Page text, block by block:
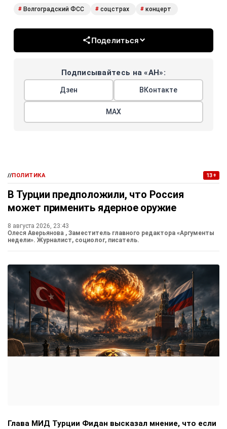
# Волгоградский ФСС # соцстрах # концерт
Поделиться
Подписывайтесь на «АН»:
Дзен ВКонтакте
МАХ
//ПОЛИТИКА 13+
В Турции предположили, что Россия
может применить ядерное оружие
8 августа 2026, 23:43
Олеся Аверьянова , Заместитель главного редактора «Аргументы
недели». Журналист, социолог, писатель.
Глава МИД Турции Фидан высказал мнение, что если